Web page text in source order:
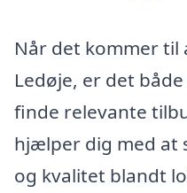
Når det kommer til
Ledøje, er det
finde relevante
hjælper dig med at
og kvalitet blandt